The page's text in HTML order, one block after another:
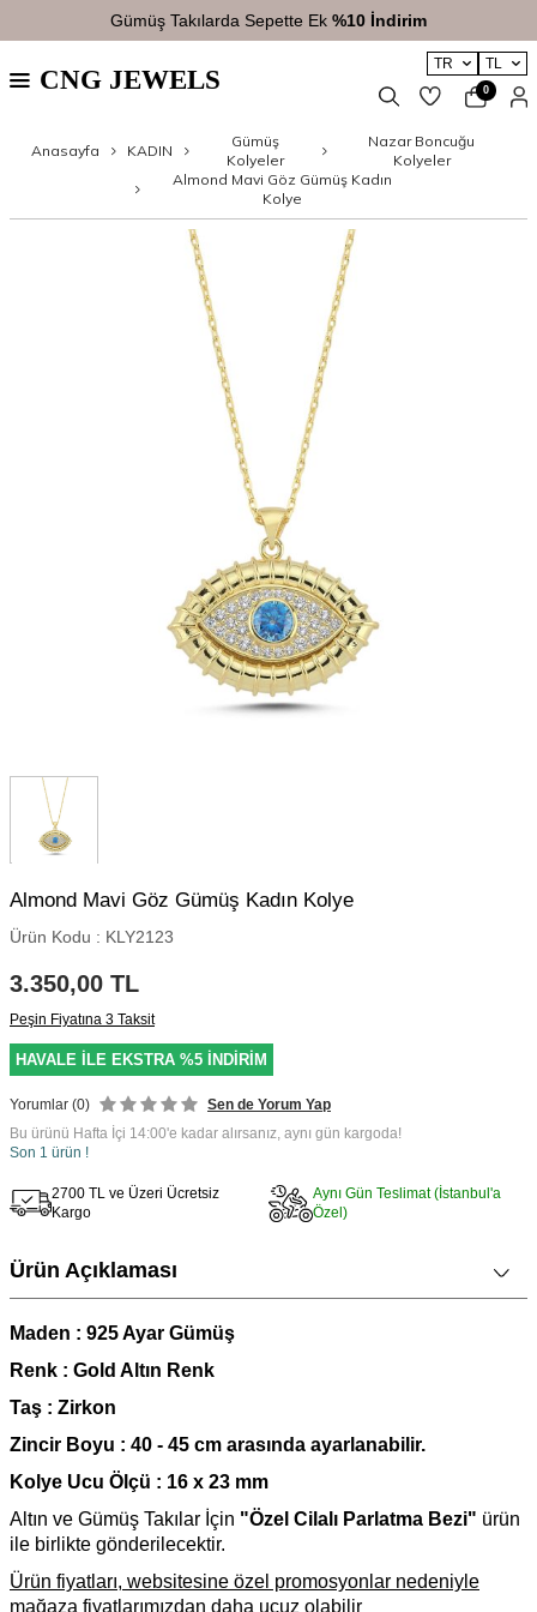
Gümüş Takılarda Sepette Ek %10 İndirim
TR TL
CNG JEWELS 0
Anasayfa KADIN
Gümüş
Kolyeler
Nazar Boncuğu
Kolyeler
Almond Mavi Göz Gümüş Kadın
Kolye
Almond Mavi Göz Gümüş Kadın Kolye
Ürün Kodu : KLY2123
3.350,00 TL
Peşin Fiyatına 3 Taksit
HAVALE İLE EKSTRA %5 İNDİRİM
Yorumlar (0)
Sen de Yorum Yap
Bu ürünü Hafta İçi 14:00'e kadar alırsanız, aynı gün kargoda!
Son 1 ürün !
2700 TL ve Üzeri Ücretsiz
Kargo
Aynı Gün Teslimat (İstanbul'a
Özel)
Ürün Açıklaması
Maden : 925 Ayar Gümüş
Renk : Gold Altın Renk
Taş : Zirkon
Zincir Boyu : 40 - 45 cm arasında ayarlanabilir.
Kolye Ucu Ölçü : 16 x 23 mm
Altın ve Gümüş Takılar İçin "Özel Cilalı Parlatma Bezi" ürün
ile birlikte gönderilecektir.
Ürün fiyatları, websitesine özel promosyonlar nedeniyle
mağaza fiyatlarımızdan daha ucuz olabilir